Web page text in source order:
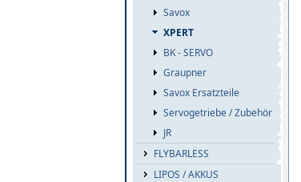
Savox
XPERT
BK - SERVO
Graupner
Savox Ersatzteile
Servogetriebe / Zubehör
JR
FLYBARLESS
LIPOS / AKKUS